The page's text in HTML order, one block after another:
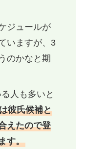
ジュールが
いますが、3
のかなと期
人も多いと
彼氏候補と
えたので登
す。